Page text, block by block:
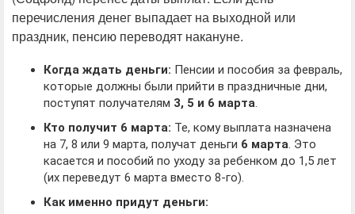
перечисления денег выпадает на выходной или
праздник, пенсию переводят накануне.
Когда ждать деньги: Пенсии и пособия за февраль,
которые должны были прийти в праздничные дни,
поступят получателям 3, 5 и 6 марта.
Кто получит 6 марта: Те, кому выплата назначена
на 7, 8 или 9 марта, получат деньги 6 марта. Это
касается и пособий по уходу за ребенком до 1,5 лет
(их переведут 6 марта вместо 8-го).
Как именно придут деньги: